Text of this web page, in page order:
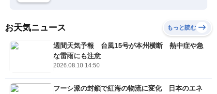
お天気ニュース もっと読む
週間天気予報 台風15号が本州横断 熱中症や急
な雷雨にも注意
2026.08.10 14:50
フーシ派の封鎖で紅海の物流に変化 日本のエネ